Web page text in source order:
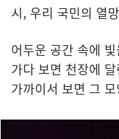
시, 우리 국민의 열
어두운 공간 속에
가다 보면 천장에
가까이서 보면 그